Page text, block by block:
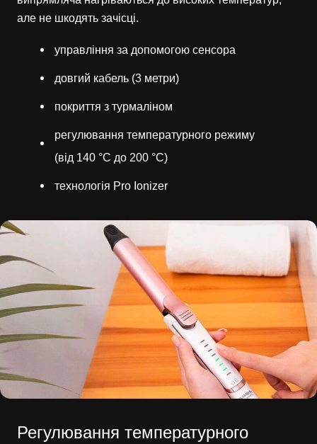
але не шкодять зачісці.
управління за допомогою сенсора
довгий кабель (3 метри)
покриття з турмаліном
регулювання температурного режиму
(від 140 °C до 200 °C)
технологія Pro Ionizer
Регулювання температурного